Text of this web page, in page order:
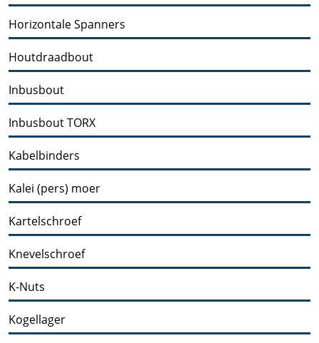
Horizontale Spanners
Houtdraadbout
Inbusbout
Inbusbout TORX
Kabelbinders
Kalei (pers) moer
Kartelschroef
Knevelschroef
K-Nuts
Kogellager